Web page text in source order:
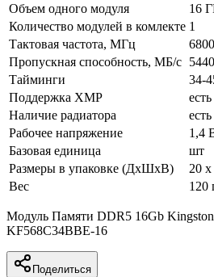
Объем одного модуля
16
Количество модулей в комлекте 1
Тактовая частота, МГц
6800
Пропускная способность, МБ/с
Тайминги
34-
Поддержка XMP
есть
Наличие радиатора
есть
Рабочее напряжение
1,4
Базовая единица
шт
Размеры в упаковке (ДхШхВ)
20
Вес
120
Модуль Памяти DDR5 16Gb
KF568C34BBE-16
Поделиться